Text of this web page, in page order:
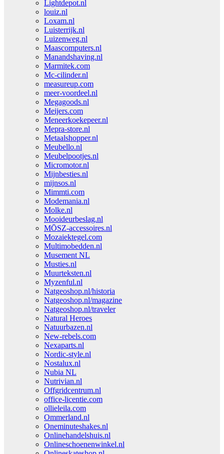
Lightdepot.nl
louiz.nl
Loxam.nl
Luisterrijk.nl
Luizenweg.nl
Maascomputers.nl
Manandshaving.nl
Marmitek.com
Mc-cilinder.nl
measureup.com
meer-voordeel.nl
Megagoods.nl
Meijers.com
Meneerkoekepeer.nl
Mepra-store.nl
Metaalshopper.nl
Meubello.nl
Meubelpootjes.nl
Micromotor.nl
Mijnbesties.nl
mijnsos.nl
Mimmti.com
Modemania.nl
Molke.nl
Mooideurbeslag.nl
MŌSZ-accessoires.nl
Mozaiektegel.com
Multimobedden.nl
Musement NL
Musties.nl
Muurteksten.nl
Myzenful.nl
Natgeoshop.nl/historia
Natgeoshop.nl/magazine
Natgeoshop.nl/traveler
Natural Heroes
Natuurbazen.nl
New-rebels.com
Nexaparts.nl
Nordic-style.nl
Nostalux.nl
Nubia NL
Nutrivian.nl
Offgridcentrum.nl
office-licentie.com
ollieleila.com
Ommerland.nl
Oneminuteshakes.nl
Onlinehandelshuis.nl
Onlineschoenenwinkel.nl